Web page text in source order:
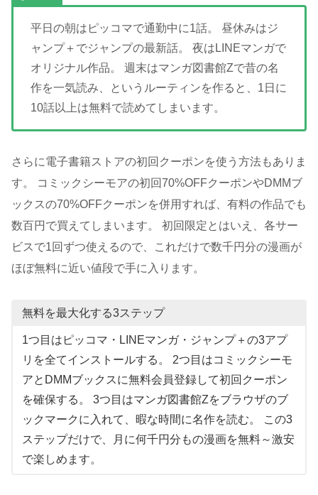
平日の朝はピッコマで通勤中に1話。 昼休みはジ
ャンプ＋でジャンプの最新話。 夜はLINEマンガで
オリジナル作品。 週末はマンガ図書館Zで昔の名
作を一気読み、というルーティンを作ると、1日に
10話以上は無料で読めてしまいます。
さらに電子書籍ストアの初回クーポンを使う方法もありま
す。 コミックシーモアの初回70%OFFクーポンやDMMブ
ックスの70%OFFクーポンを併用すれば、有料の作品でも
数百円で買えてしまいます。 初回限定とはいえ、各サー
ビスで1回ずつ使えるので、これだけで数千円分の漫画が
ほぼ無料に近い値段で手に入ります。
無料を最大化する3ステップ
1つ目はピッコマ・LINEマンガ・ジャンプ＋の3アプ
リを全てインストールする。 2つ目はコミックシーモ
アとDMMブックスに無料会員登録して初回クーポン
を確保する。 3つ目はマンガ図書館Zをブラウザのブ
ックマークに入れて、暇な時間に名作を読む。 この3
ステップだけで、月に何千円分もの漫画を無料～激安
で楽しめます。